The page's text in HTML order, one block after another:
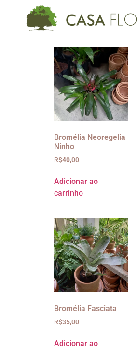
Bromélia Neoregelia
Ninho
R$40,00
Adicionar ao
carrinho
Bromélia Fasciata
R$35,00
Adicionar ao